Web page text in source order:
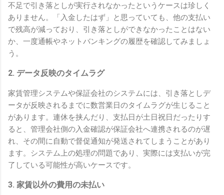
不足で引き落としが実行されなかったというケースは珍しく
ありません。「入金したはず」と思っていても、他の支払い
で残高が減っており、引き落としができなかったことはない
か、一度通帳やネットバンキングの履歴を確認してみましょ
う。
2. データ反映のタイムラグ
家賃管理システムや保証会社のシステムには、引き落としデ
ータが反映されるまでに数営業日のタイムラグが生じること
があります。連休を挟んだり、支払日が土日祝日だったりす
ると、管理会社側の入金確認が保証会社へ連携されるのが遅
れ、その間に自動で督促通知が発送されてしまうことがあり
ます。システム上の処理の問題であり、実際には支払いが完
了している可能性が高いケースです。
3. 家賃以外の費用の未払い